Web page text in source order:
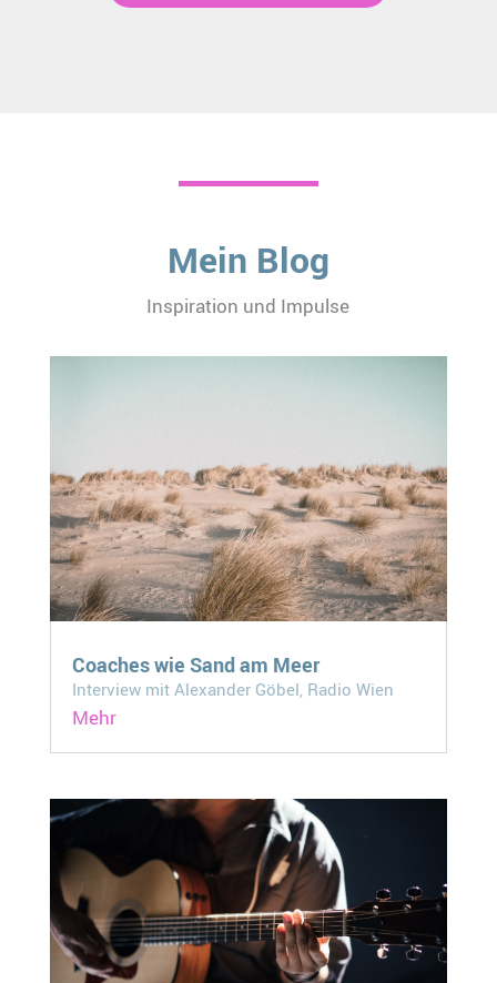
Mein Blog
Inspiration und Impulse
Coaches wie Sand am Meer
Interview mit Alexander Göbel, Radio Wien
Mehr